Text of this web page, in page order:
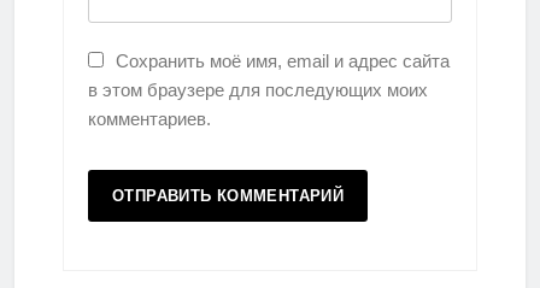
Сохранить моё имя, email и адрес сайта
в этом браузере для последующих моих
комментариев.